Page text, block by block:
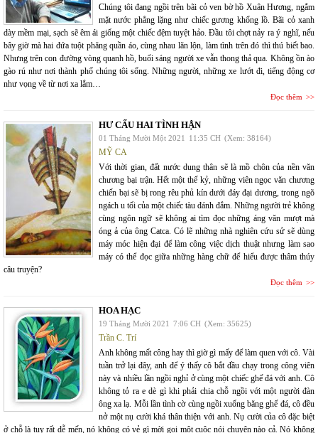
Chúng tôi đang ngồi trên bãi cỏ ven bờ hồ Xuân Hương, ngắm
mặt nước phẳng lặng như chiếc gương khổng lồ. Bãi cỏ xanh
dày mềm mại, sạch sẽ êm ái giống một chiếc đệm tuyệt hảo. Đầu tôi chợt nảy ra ý nghĩ, nếu
bây giờ mà hai đứa tuột phăng quần áo, cùng nhau lăn lộn, làm tình trên đó thì thú biết bao.
Nhưng trên con đường vòng quanh hồ, buổi sáng người xe vẫn thong thả qua. Không ồn ào
gào rú như nơi thành phố chúng tôi sống. Những người, những xe lướt đi, tiếng động cơ
như vọng về từ nơi xa lắm…
Đọc thêm
HƯ CẤU HAI TÌNH HẬN
01 Tháng Mười Một 2021 11:35 CH (Xem: 38164)
MỸ CA
Với thời gian, đất nước dung thân sẽ là mồ chôn của nền văn
chương bại trận. Hết một thế kỷ, những viên ngọc văn chương
chiến bại sẽ bị rong rêu phủ kín dưới đáy đại dương, trong ngõ
ngách u tối của một chiếc tàu đánh đắm. Những người trẻ không
cùng ngôn ngữ sẽ không ai tìm đọc những áng văn mượt mà
óng ả của ông Catca. Có lẽ những nhà nghiên cứu sử sẽ dùng
máy móc hiện đại để làm công việc dịch thuật nhưng làm sao
máy có thể đọc giữa những hàng chữ để hiểu được thâm thúy
câu truyện?
Đọc thêm
HOA HẠC
19 Tháng Mười 2021 7:06 CH (Xem: 35625)
Trần C. Trí
Anh không mất công hay thì giờ gì mấy để làm quen với cô. Vài
tuần trở lại đây, anh để ý thấy cô bắt đầu chạy trong công viên
này và nhiều lần ngồi nghỉ ở cùng một chiếc ghế đá với anh. Cô
không tỏ ra e dè gì khi phải chia chỗ ngồi với một người đàn
ông xa lạ. Mỗi lần tình cờ cùng ngồi xuống băng ghế đá, cô đều
nở một nụ cười khá thân thiện với anh. Nụ cười của cô đặc biệt
ở chỗ là tuy rất dễ mến, nó không có vẻ gì mời gọi một cuộc nói chuyện nào cả. Nó không